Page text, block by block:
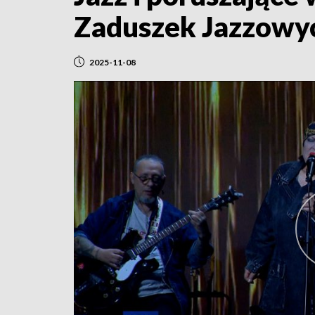
Zaduszek
2025-11-08